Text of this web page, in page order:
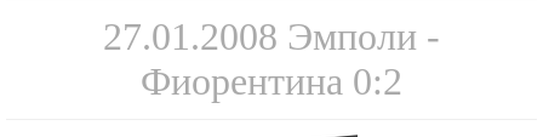
27.01.2008 Эмполи -
Фиорентина 0:2